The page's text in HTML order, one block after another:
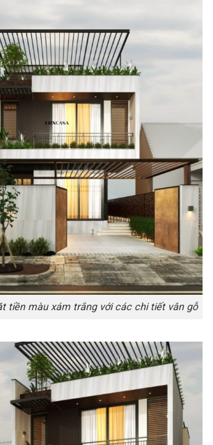
tiền màu xám trắng với các chi tiết vân gỗ